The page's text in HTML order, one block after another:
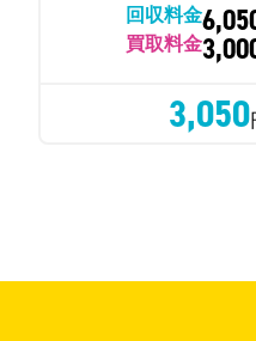
回収料金
買取料金
3,050